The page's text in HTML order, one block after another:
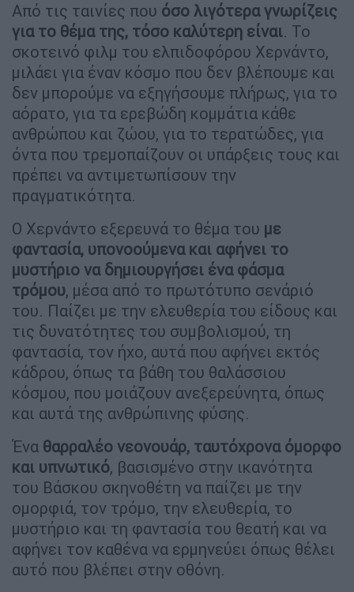
Από τις ταινίες που όσο λιγότερα γνωρίζεις
για το θέμα της, τόσο καλύτερη είναι. Το
σκοτεινό φιλμ του ελπιδοφόρου Χερνάντο,
μιλάει για έναν κόσμο που δεν βλέπουμε και
δεν μπορούμε να εξηγήσουμε πλήρως, για το
αόρατο, για τα ερεβώδη κομμάτια κάθε
ανθρώπου και ζώου, για το τερατώδες, για
όντα που τρεμοπαίζουν οι υπάρξεις τους και
πρέπει να αντιμετωπίσουν την
πραγματικότητα.
Ο Χερνάντο εξερευνά το θέμα του με
φαντασία, υπονοούμενα και αφήνει το
μυστήριο να δημιουργήσει ένα φάσμα
τρόμου, μέσα από το πρωτότυπο σενάριό
του. Παίζει με την ελευθερία του είδους και
τις δυνατότητες του συμβολισμού, τη
φαντασία, τον ήχο, αυτά που αφήνει εκτός
κάδρου, όπως τα βάθη του θαλάσσιου
κόσμου, που μοιάζουν ανεξερεύνητα, όπως
και αυτά της ανθρώπινης φύσης.
Ένα θαρραλέο νεονουάρ, ταυτόχρονα όμορφο
και υπνωτικό, βασισμένο στην ικανότητα
του Βάσκου σκηνοθέτη να παίζει με την
ομορφιά, τον τρόμο, την ελευθερία, το
μυστήριο και τη φαντασία του θεατή και να
αφήνει τον καθένα να ερμηνεύει όπως θέλει
αυτό που βλέπει στην οθόνη.